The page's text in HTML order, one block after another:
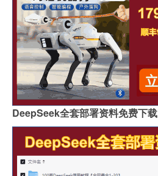
DeepSeek全套部署资料免费下载